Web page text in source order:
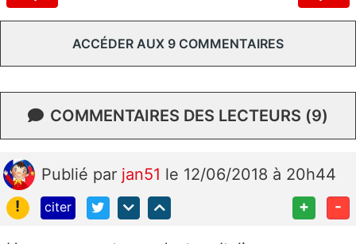
ACCÉDER AUX 9 COMMENTAIRES
COMMENTAIRES DES LECTEURS (9)
Publié par jan51 le 12/06/2018 à 20h44
!
citer + -